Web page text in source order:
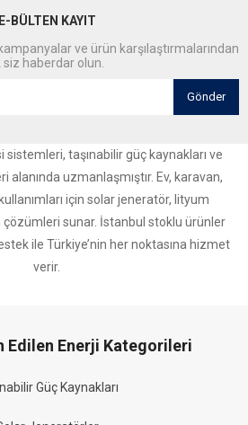
E-BÜLTEN KAYIT
ve ürün karşılaştırmalarından
siz haberdar olun.
Gönder
sistemleri, taşınabilir güç kaynakları ve
uzmanlaşmıştır. Ev, karavan,
için solar jeneratör, lityum
sunar. İstanbul stoklu ürünler
ile Türkiye’nin her noktasına hizmet
verir.
Edilen Enerji Kategorileri
Güç Kaynakları